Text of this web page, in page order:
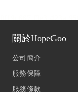
關於HopeGoo
公司簡介
服務保障
服務條款